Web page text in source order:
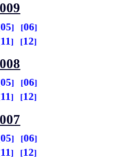
05
06
11 12
05
06
11 12
05
06
11 12